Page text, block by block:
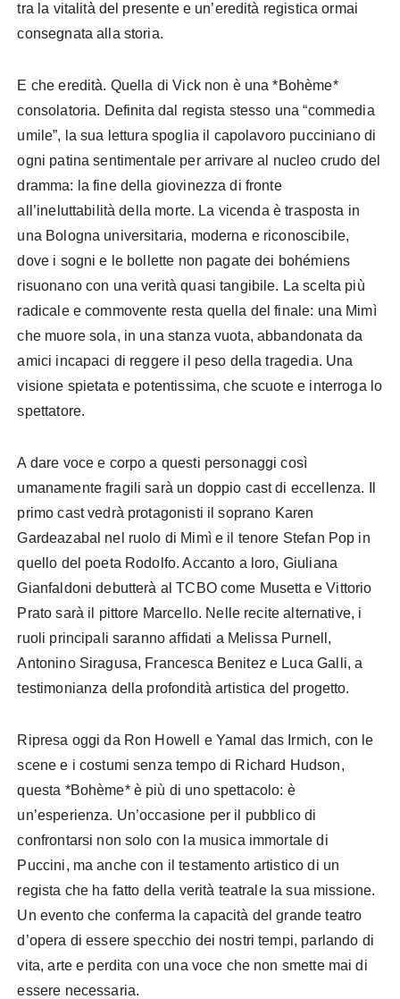
tra la vitalità del presente e un’eredità registica ormai
consegnata alla storia.
E che eredità. Quella di Vick non è una *Bohème*
consolatoria. Definita dal regista stesso una “commedia
umile”, la sua lettura spoglia il capolavoro pucciniano di
ogni patina sentimentale per arrivare al nucleo crudo del
dramma: la fine della giovinezza di fronte
all’ineluttabilità della morte. La vicenda è trasposta in
una Bologna universitaria, moderna e riconoscibile,
dove i sogni e le bollette non pagate dei bohémiens
risuonano con una verità quasi tangibile. La scelta più
radicale e commovente resta quella del finale: una Mimì
che muore sola, in una stanza vuota, abbandonata da
amici incapaci di reggere il peso della tragedia. Una
visione spietata e potentissima, che scuote e interroga lo
spettatore.
A dare voce e corpo a questi personaggi così
umanamente fragili sarà un doppio cast di eccellenza. Il
primo cast vedrà protagonisti il soprano Karen
Gardeazabal nel ruolo di Mimì e il tenore Stefan Pop in
quello del poeta Rodolfo. Accanto a loro, Giuliana
Gianfaldoni debutterà al TCBO come Musetta e Vittorio
Prato sarà il pittore Marcello. Nelle recite alternative, i
ruoli principali saranno affidati a Melissa Purnell,
Antonino Siragusa, Francesca Benitez e Luca Galli, a
testimonianza della profondità artistica del progetto.
Ripresa oggi da Ron Howell e Yamal das Irmich, con le
scene e i costumi senza tempo di Richard Hudson,
questa *Bohème* è più di uno spettacolo: è
un’esperienza. Un’occasione per il pubblico di
confrontarsi non solo con la musica immortale di
Puccini, ma anche con il testamento artistico di un
regista che ha fatto della verità teatrale la sua missione.
Un evento che conferma la capacità del grande teatro
d’opera di essere specchio dei nostri tempi, parlando di
vita, arte e perdita con una voce che non smette mai di
essere necessaria.